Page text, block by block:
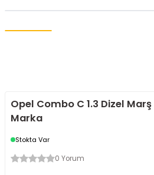
Opel Combo C 1.3 Dizel
Marka
Stokta Var
0 Yorum